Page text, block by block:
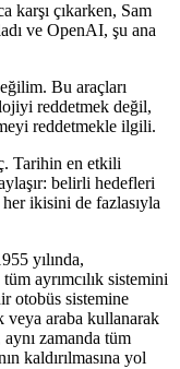
karşı çıkarken, Sam
ve OpenAI, şu ana
Bu araçları
reddetmek değil,
reddetmekle ilgili.
Tarihin en etkili
belirli hedefleri
ikisini de fazlasıyla
yılında,
ayrımcılık sistemini
otobüs sistemine
veya araba kullanarak
zamanda tüm
kaldırılmasına yol